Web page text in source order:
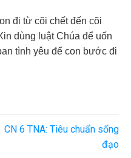
đi từ cõi chết đến cõi
dùng luật Chúa để uốn
tình yêu để con bước đi
CN 6 TNA: Tiêu chuẩn sống
đạo